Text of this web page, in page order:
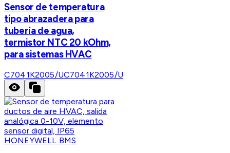
Sensor de temperatura
tipo abrazadera para
tubería de agua,
termistor NTC 20 kOhm,
para sistemas HVAC
C7041K2005/UC7041K2005/U
HONEYWELL BMS